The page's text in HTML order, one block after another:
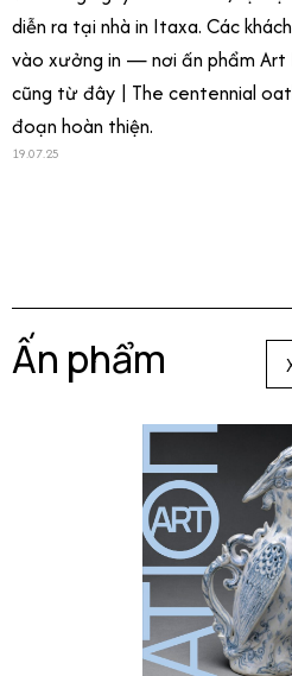
diễn ra tại nhà in Itaxa. Các
vào xưởng in — nơi ấn phẩm Art
cũng từ đây | The centennial
đoạn hoàn thiện.
19.07.25
Ấn phẩm